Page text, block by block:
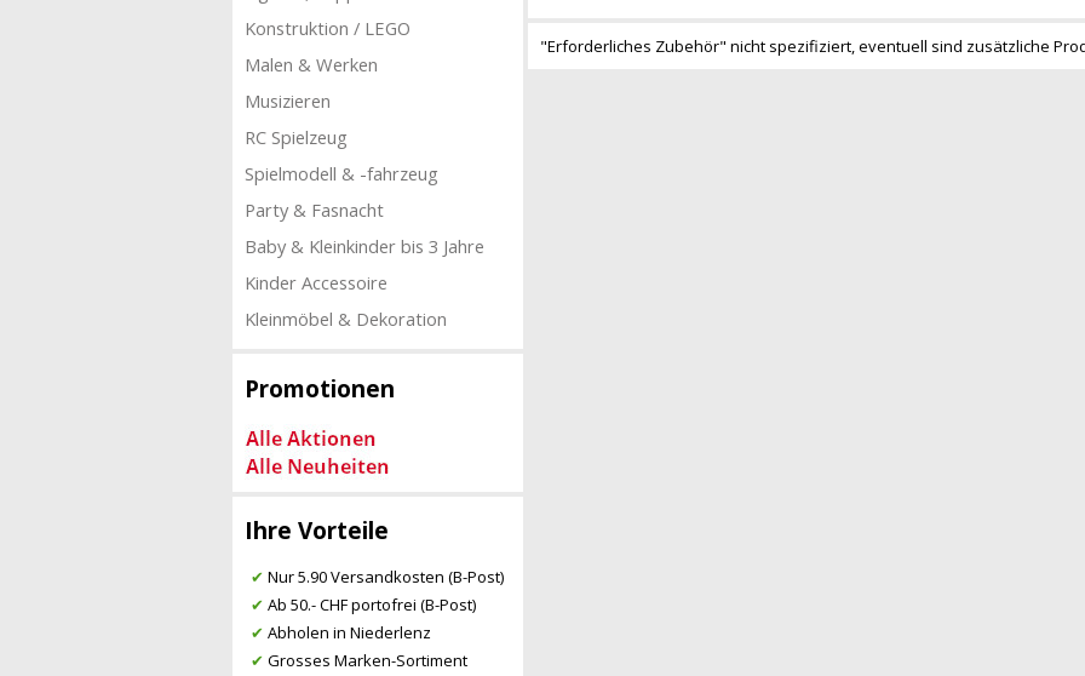
Konstruktion / LEGO
Malen & Werken
Musizieren
RC Spielzeug
Spielmodell & -fahrzeug
Party & Fasnacht
Baby & Kleinkinder bis 3 Jahre
Kinder Accessoire
Kleinmöbel & Dekoration
Promotionen
Ihre Vorteile
✔ Nur 5.90 Versandkosten (B-Post)
✔ Ab 50.- CHF portofrei (B-Post)
✔ Abholen in Niederlenz
✔ Grosses Marken-Sortiment
"Erforderliches Zubehör" nicht spezifiziert, eventuell sind zusätzliche